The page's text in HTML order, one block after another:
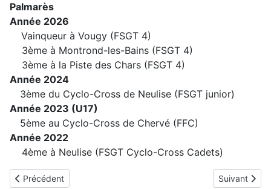
Palmarès
Année 2026
Vainqueur à Vougy (FSGT 4)
3ème à Montrond-les-Bains (FSGT 4)
3ème à la Piste des Chars (FSGT 4)
Année 2024
3ème du Cyclo-Cross de Neulise (FSGT junior)
Année 2023 (U17)
5ème au Cyclo-Cross de Chervé (FFC)
Année 2022
4ème à Neulise (FSGT Cyclo-Cross Cadets)
Article précédent : DELOIRE Saul
Précédent Article
Suivant